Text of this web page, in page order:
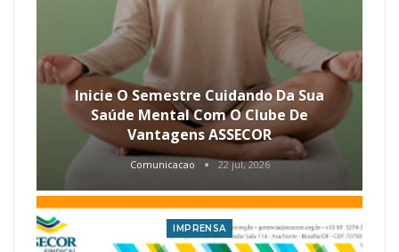
Inicie O Semestre Cuidando Da Sua
Saúde Mental Com O Clube De
Vantagens ASSECOR
Comunicacao 22 jul, 2026
IMPRENSA